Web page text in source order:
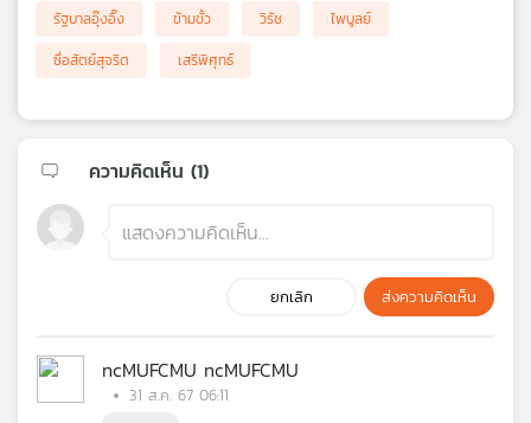
รัฐบาลอุ๊งอิ๊ง
ข้ามขั้ว วิรัช
ไพบูลย์
ซื่อสัตย์สุจริต
เสรีพิศุทธ์
ความคิดเห็น (1)
ยกเลิก ส่งความคิดเห็น
ncMUFCMU ncMUFCMU
31 ส.ค. 67 06:11